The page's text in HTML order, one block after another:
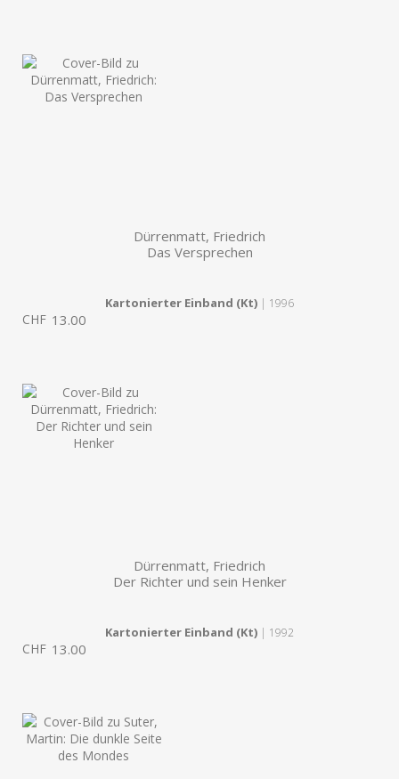
Dürrenmatt, Friedrich
Das Versprechen
Kartonierter Einband (Kt) | 1996
CHF 13.00
Dürrenmatt, Friedrich
Der Richter und sein Henker
Kartonierter Einband (Kt) | 1992
CHF 13.00